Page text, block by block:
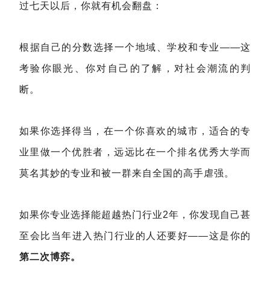
过七天以后，你就有机会翻盘：
根据自己的分数选择一个地域、学校和专业——这
考验你眼光、你对自己的了解，对社会潮流的判
断。
如果你选择得当，在一个你喜欢的城市，适合的专
业里做一个优胜者，远远比在一个排名优秀大学而
莫名其妙的专业和被一群来自全国的高手虐强。
如果你专业选择能超越热门行业2年，你发现自己甚
至会比当年进入热门行业的人还要好——这是你的
第二次博弈。